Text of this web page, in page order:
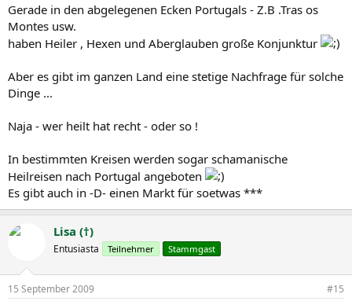
Gerade in den abgelegenen Ecken Portugals - Z.B .Tras os
Montes usw.
haben Heiler , Hexen und Aberglauben große Konjunktur
Aber es gibt im ganzen Land eine stetige Nachfrage für solche
Dinge ...
Naja - wer heilt hat recht - oder so !
In bestimmten Kreisen werden sogar schamanische
Heilreisen nach Portugal angeboten
Es gibt auch in -D- einen Markt für soetwas ***
Lisa (†)
Entusiasta Teilnehmer Stammgast
15 September 2009 #15